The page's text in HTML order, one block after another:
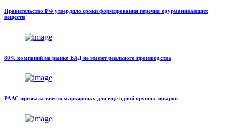
Правительство РФ утвердило сроки формирования перечня одурманивающих
веществ
80% компаний на рынке БАД не имеют реального производства
РААС призвала ввести маркировку для еще одной группы товаров